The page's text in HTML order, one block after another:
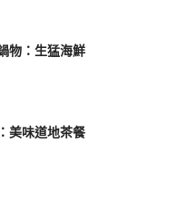
物：生猛海鮮
美味道地茶餐